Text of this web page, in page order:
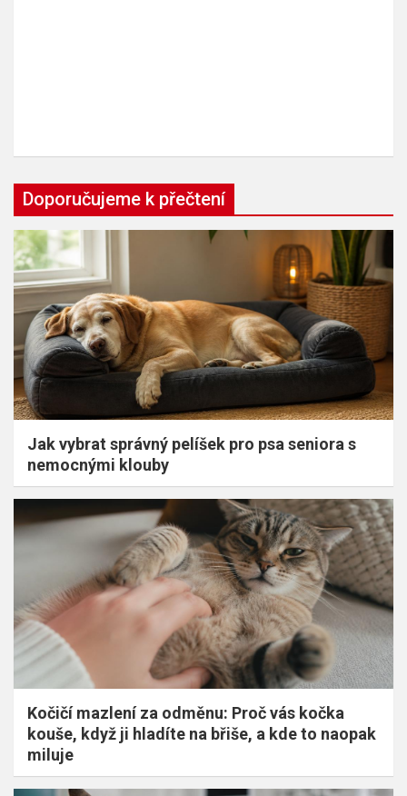
Doporučujeme k přečtení
Jak vybrat správný pelíšek pro psa seniora s
nemocnými klouby
Kočičí mazlení za odměnu: Proč vás kočka
kouše, když ji hladíte na břiše, a kde to naopak
miluje